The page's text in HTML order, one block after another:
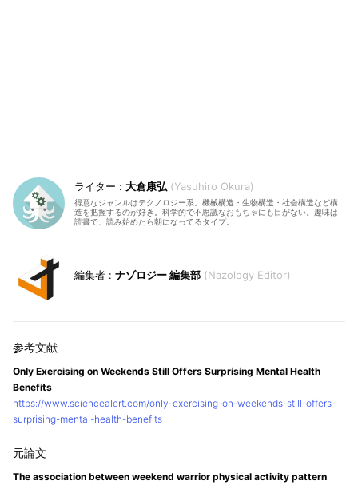
大倉康弘 Yasuhiro Okura
得意なジャンルはテクノロジー系。機械構造・生物構造・社会構造など構
造を把握するのが好き。科学的で不思議なおもちゃにも目がない。趣味は
読書で、読み始めたら朝になってるタイプ。
ナゾロジー 編集部 Nazology Editor
Only Exercising on Weekends Still Offers Surprising Mental Health
Benefits
https://www.sciencealert.com/only-exercising-on-weekends-still-offers-
surprising-mental-health-benefits
The association between weekend warrior physical activity pattern